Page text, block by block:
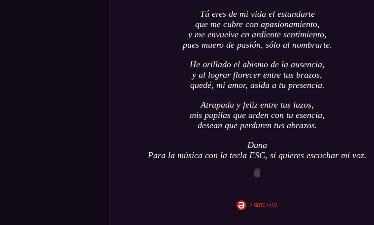
Tú eres de mi vida el estandarte
que me cubre con apasionamiento,
y me envuelve en ardiente sentimiento,
pues muero de pasión, sólo al nombrarte.
He orillado el abismo de la ausencia,
y al lograr florecer entre tus brazos,
quedé, mi amor, asida a tu presencia.
Atrapada y feliz entre tus lazos,
mis pupilas que arden con tu esencia,
desean que perduren tus abrazos.
Duna
Para la música con la tecla ESC, si quieres escuchar mi voz.